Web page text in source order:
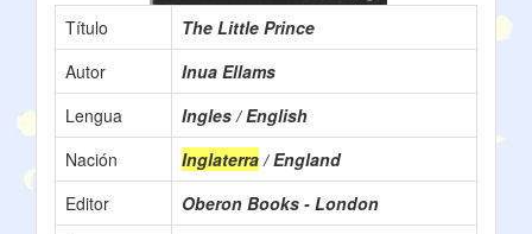
Título
The Little Prince
Autor
Inua Ellams
Lengua
Ingles / English
Nación
Inglaterra/ England
Editor
Oberon Books - London